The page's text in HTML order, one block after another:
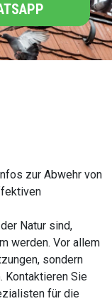
zur Abwehr von
Natur sind,
werden. Vor allem
sondern
Kontaktieren Sie
für die